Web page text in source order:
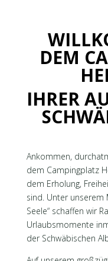
DEM
IHRER
Ankommen,
dem Campingplatz
dem Erholung,
sind. Unter unserem
Seele“ schaffen wir
Urlaubsmomente
der Schwäbischen